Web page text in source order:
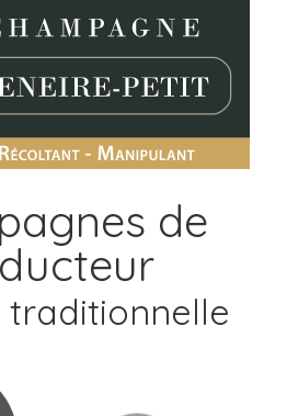
de
traditionnelle